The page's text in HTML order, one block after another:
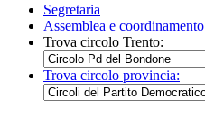
Segretaria
Assemblea e coordinamento
Trova circolo Trento:
Trova circolo provincia: